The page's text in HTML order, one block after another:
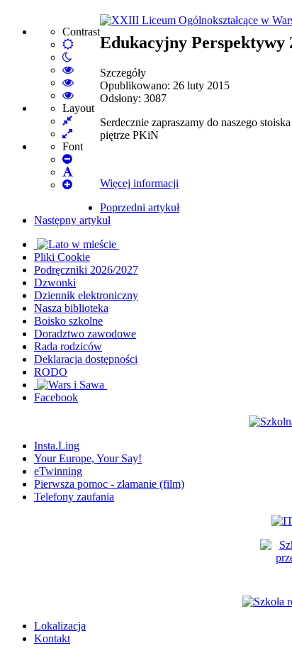
Contrast
Default
mode
High
Contrast
Black
White
High
Contrast
Black
Yellow
High
Contrast
Yellow
mode
Layout
Fixed
layout
Wide
layout
Font
Set
FontDefault
Set
Font
Edukacyjny Perspektywy
Szczegóły
Opublikowano: 26 luty 2015
Odsłony: 3087
Serdecznie zapraszamy do naszego
piętrze PKiN
Więcej informacji
Poprzedni artykuł
Następny artykuł
Pliki Cookie
Podręczniki 2026/2027
Dzwonki
Dziennik elektroniczny
Nasza biblioteka
Boisko szkolne
Doradztwo zawodowe
Rada rodziców
Deklaracja dostępności
RODO
Facebook
Insta.Ling
Your Europe, Your Say!
eTwinning
Pierwsza pomoc - złamanie (film)
Telefony zaufania
Lokalizacja
Kontakt